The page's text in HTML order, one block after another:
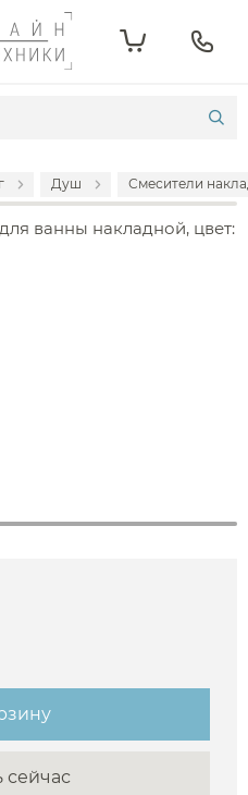
Душ Смесители
ванны накладной, цвет:
сейчас